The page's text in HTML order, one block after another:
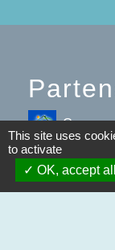
Val d'Arros
Région
This site uses
to activate
OK, accept all